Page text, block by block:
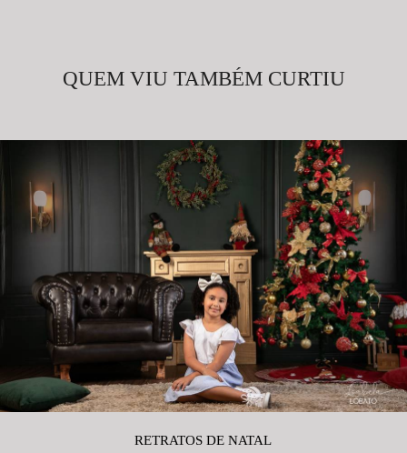
QUEM VIU TAMBÉM CURTIU
RETRATOS DE NATAL